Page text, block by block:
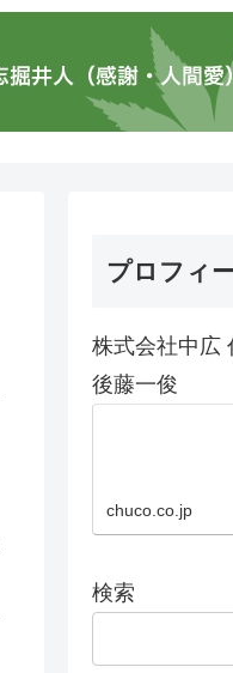
プロフィ
株式会社中広
後藤一俊
chuco.co.jp
検索